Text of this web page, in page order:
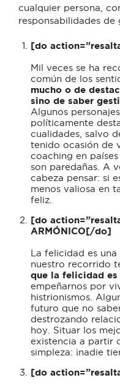
cualquier persona,
responsabilidades de
[do
Mil veces se ha
común de los
mucho o de
sino de saber
Algunos
políticamente
cualidades, salvo
tenido ocasión de
coaching en
son paredañas. A
cabeza pensar: si
menos valiosa en
feliz.
[do
ARMÓNICO[/do]
La felicidad es
nuestro recorrido
que la felicidad es
empeñarnos por
histrionismos.
futuro que no
destrozando
hoy. Situar los
existencia a partir
simpleza: ¡nadie
[do